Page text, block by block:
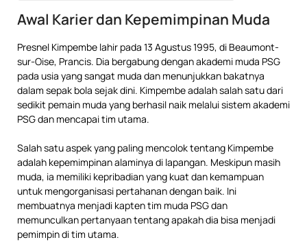
Awal Karier dan Kepemimpinan Muda
Presnel Kimpembe lahir pada 13 Agustus 1995, di Beaumont-
sur-Oise, Prancis. Dia bergabung dengan akademi muda PSG
pada usia yang sangat muda dan menunjukkan bakatnya
dalam sepak bola sejak dini. Kimpembe adalah salah satu dari
sedikit pemain muda yang berhasil naik melalui sistem akademi
PSG dan mencapai tim utama.
Salah satu aspek yang paling mencolok tentang Kimpembe
adalah kepemimpinan alaminya di lapangan. Meskipun masih
muda, ia memiliki kepribadian yang kuat dan kemampuan
untuk mengorganisasi pertahanan dengan baik. Ini
membuatnya menjadi kapten tim muda PSG dan
memunculkan pertanyaan tentang apakah dia bisa menjadi
pemimpin di tim utama.